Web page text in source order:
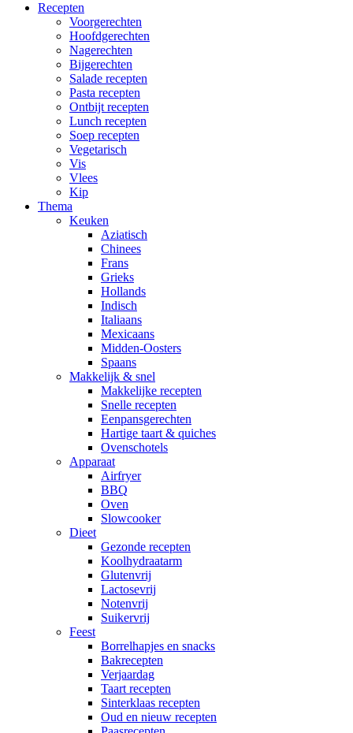
Recepten
Voorgerechten
Hoofdgerechten
Nagerechten
Bijgerechten
Salade recepten
Pasta recepten
Ontbijt recepten
Lunch recepten
Soep recepten
Vegetarisch
Vis
Vlees
Kip
Thema
Keuken
Aziatisch
Chinees
Frans
Grieks
Hollands
Indisch
Italiaans
Mexicaans
Midden-Oosters
Spaans
Makkelijk & snel
Makkelijke recepten
Snelle recepten
Eenpansgerechten
Hartige taart & quiches
Ovenschotels
Apparaat
Airfryer
BBQ
Oven
Slowcooker
Dieet
Gezonde recepten
Koolhydraatarm
Glutenvrij
Lactosevrij
Notenvrij
Suikervrij
Feest
Borrelhapjes en snacks
Bakrecepten
Verjaardag
Taart recepten
Sinterklaas recepten
Oud en nieuw recepten